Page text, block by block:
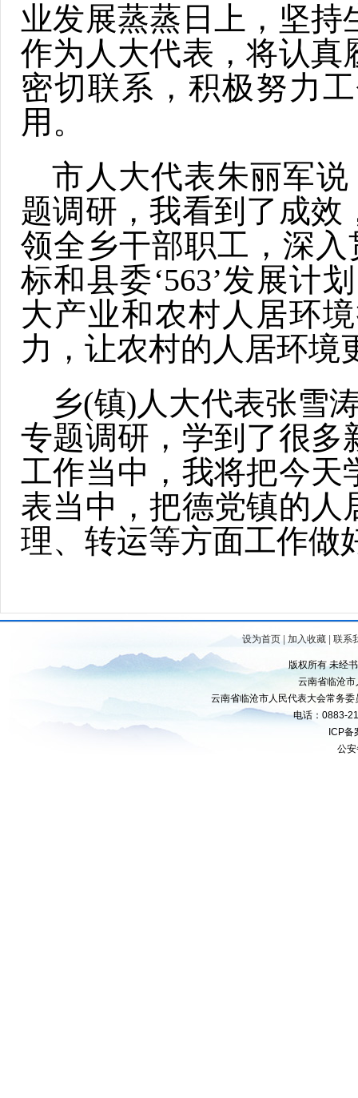
业发展蒸蒸日上，坚持
作为人大代表，将认真
密切联系，积极努力
用。
市人大代表朱丽军
题调研，我看到了成
领全乡干部职工，深入
标和县委‘563’发展计
大产业和农村人居环
力，让农村的人居环境
乡(镇)人大代表张雪
专题调研，学到了很多
工作当中，我将把今天
表当中，把德党镇的人
理、转运等方面工作做
设为首页 加入收藏 联系
版权所有 未经
云南省临沧
云南省临沧市人民代表大会常务
电话：0883-
ICP备
公